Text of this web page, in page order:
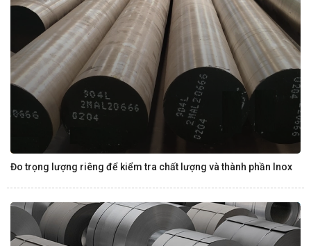
Đo trọng lượng riêng để kiểm tra chất lượng và thành phần Inox